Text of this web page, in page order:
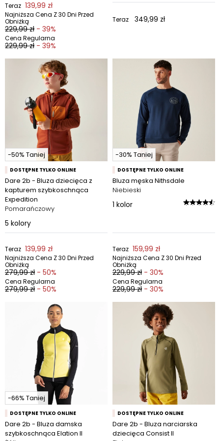
Teraz 139,99 zł
Najniższa Cena Z 30 Dni Przed
Obniżką
229,99 zł - 39%
Cena Regularna
229,99 zł - 39%
Teraz 349,99 zł
-50% Taniej
DOSTĘPNE TYLKO ONLINE
Dare 2b - Bluza dziecięca z
kapturem szybkoschnąca
Expedition
Pomarańczowy
5 kolory
Teraz 139,99 zł
Najniższa Cena Z 30 Dni Przed
Obniżką
279,99 zł - 50%
Cena Regularna
279,99 zł - 50%
-30% Taniej
DOSTĘPNE TYLKO ONLINE
Bluza męska Nithsdale
Niebieski
1 kolor
Teraz 159,99 zł
Najniższa Cena Z 30 Dni Przed
Obniżką
229,99 zł - 30%
Cena Regularna
229,99 zł - 30%
-66% Taniej
DOSTĘPNE TYLKO ONLINE
Dare 2b - Bluza damska
szybkoschnąca Elation II
DOSTĘPNE TYLKO ONLINE
Dare 2b - Bluza narciarska
dziecięca Consist II